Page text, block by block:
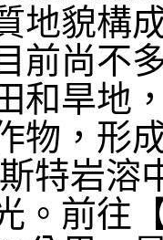
地貌構
前尚不
和旱地
物，形
特岩溶
。前往【